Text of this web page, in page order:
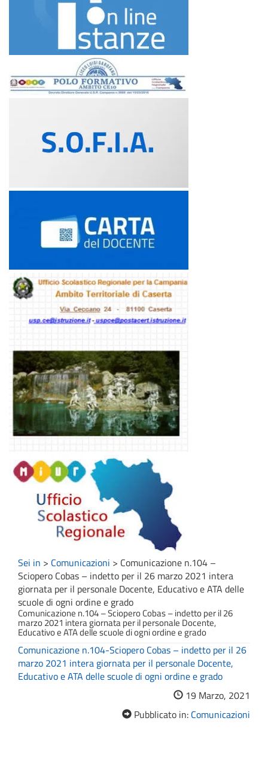
Sei in > Comunicazioni > Comunicazione n.104 –
Sciopero Cobas – indetto per il 26 marzo 2021 intera
giornata per il personale Docente, Educativo e ATA delle
scuole di ogni ordine e grado
Comunicazione n.104 – Sciopero Cobas – indetto per il 26
marzo 2021 intera giornata per il personale Docente,
Educativo e ATA delle scuole di ogni ordine e grado
Comunicazione n.104-Sciopero Cobas – indetto per il 26
marzo 2021 intera giornata per il personale Docente,
Educativo e ATA delle scuole di ogni ordine e grado
19 Marzo, 2021
Pubblicato in: Comunicazioni